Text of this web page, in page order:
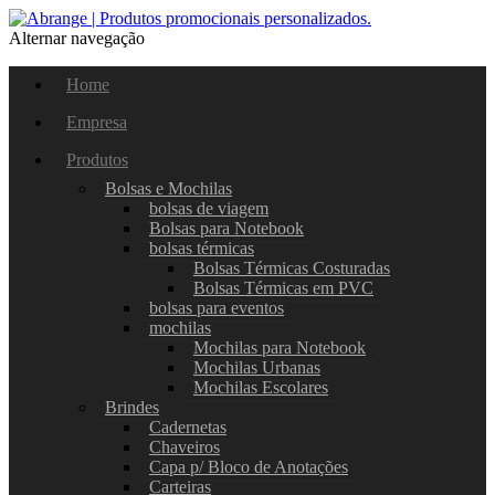
Alternar navegação
Home
Empresa
Produtos
Bolsas e Mochilas
bolsas de viagem
Bolsas para Notebook
bolsas térmicas
Bolsas Térmicas Costuradas
Bolsas Térmicas em PVC
bolsas para eventos
mochilas
Mochilas para Notebook
Mochilas Urbanas
Mochilas Escolares
Brindes
Cadernetas
Chaveiros
Capa p/ Bloco de Anotações
Carteiras